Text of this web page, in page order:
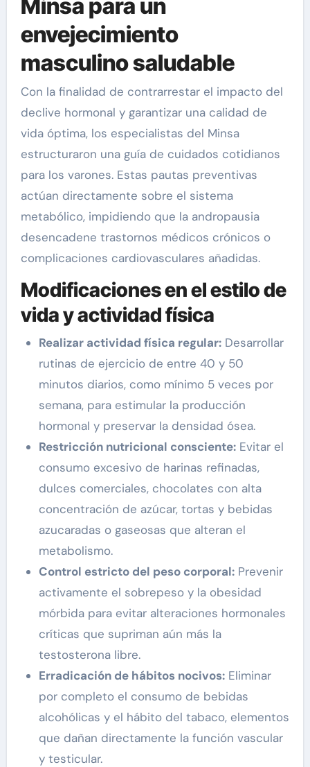
Minsa para un
envejecimiento
masculino saludable
Con la finalidad de contrarrestar el impacto del
declive hormonal y garantizar una calidad de
vida óptima, los especialistas del Minsa
estructuraron una guía de cuidados cotidianos
para los varones. Estas pautas preventivas
actúan directamente sobre el sistema
metabólico, impidiendo que la andropausia
desencadene trastornos médicos crónicos o
complicaciones cardiovasculares añadidas.
Modificaciones en el estilo de
vida y actividad física
Realizar actividad física regular:Desarrollar
rutinas de ejercicio de entre 40 y 50
minutos diarios, como mínimo 5 veces por
semana, para estimular la producción
hormonal y preservar la densidad ósea.
Restricción nutricional consciente:Evitar el
consumo excesivo de harinas refinadas,
dulces comerciales, chocolates con alta
concentración de azúcar, tortas y bebidas
azucaradas o gaseosas que alteran el
metabolismo.
Control estricto del peso corporal:Prevenir
activamente el sobrepeso y la obesidad
mórbida para evitar alteraciones hormonales
críticas que supriman aún más la
testosterona libre.
Erradicación de hábitos nocivos:Eliminar
por completo el consumo de bebidas
alcohólicas y el hábito del tabaco, elementos
que dañan directamente la función vascular
y testicular.